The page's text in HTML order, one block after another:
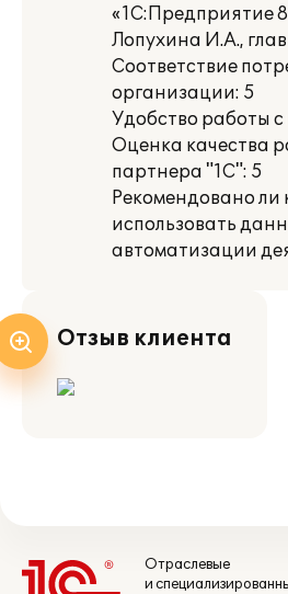
«1С:Предприятие
Лопухина И.А.,
Соответствие
организации: 5
Удобство работы
Оценка качества
партнера "1С": 5
Рекомендовано ли
использовать
автоматизации
Отзыв клиента
Отраслевые
и